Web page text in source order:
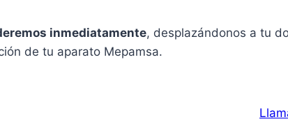
inmediatamente, desplazándonos a tu
de tu aparato Mepamsa.